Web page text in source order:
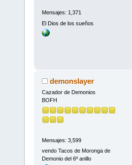
Mensajes: 1,371
El Dios de los sueños
demonslayer
Cazador de Demonios
BOFH
Mensajes: 3,599
vendo Tacos de Moronga de
Demonio del 6º anillo